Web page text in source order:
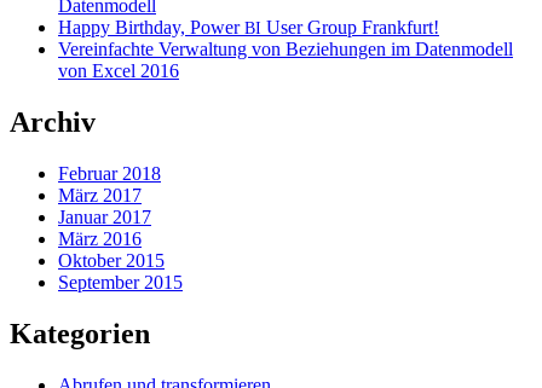
Datenmodell
Happy Birthday, PowerBI User Group Frankfurt!
Vereinfachte Verwaltung von Beziehungen im Datenmodell
von Excel 2016
Archiv
Februar 2018
März 2017
Januar 2017
März 2016
Oktober 2015
September 2015
Kategorien